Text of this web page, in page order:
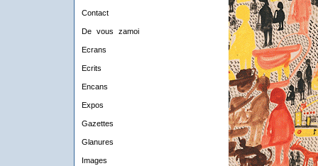
Contact
De vous zamoi
Ecrans
Ecrits
Encans
Expos
Gazettes
Glanures
Images